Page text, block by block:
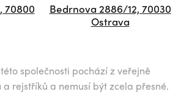
70800
Bedrnova 2886/12, 70030
Ostrava
společnosti pochází z veřejně
rejstříků a nemusí být zcela přesné.